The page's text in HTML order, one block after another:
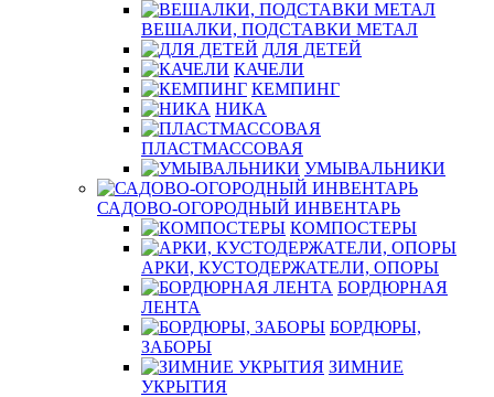
ВЕШАЛКИ, ПОДСТАВКИ МЕТАЛ
ДЛЯ ДЕТЕЙ
КАЧЕЛИ
КЕМПИНГ
НИКА
ПЛАСТМАССОВАЯ
УМЫВАЛЬНИКИ
САДОВО-ОГОРОДНЫЙ ИНВЕНТАРЬ
КОМПОСТЕРЫ
АРКИ, КУСТОДЕРЖАТЕЛИ, ОПОРЫ
БОРДЮРНАЯ
ЛЕНТА
БОРДЮРЫ,
ЗАБОРЫ
ЗИМНИЕ
УКРЫТИЯ